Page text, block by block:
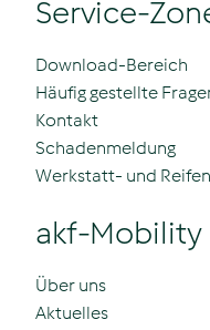
Service-
Download-Bereich
Häufig gestellte
Kontakt
Schadenmeldung
Werkstatt- und
akf-Mobility
Über uns
Aktuelles